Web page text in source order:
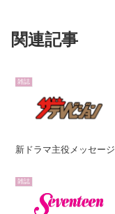
関連記事
雑誌
新ドラマ主役メッセー
雑誌